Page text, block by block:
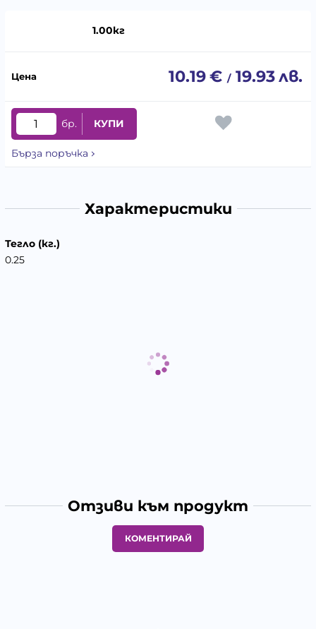
1.00кг
10.19€ / 19.93лв.
бр. КУПИ
Бърза поръчка
Характеристики
Тегло (кг.)
0.25
Отзиви към продукт
КОМЕНТИРАЙ